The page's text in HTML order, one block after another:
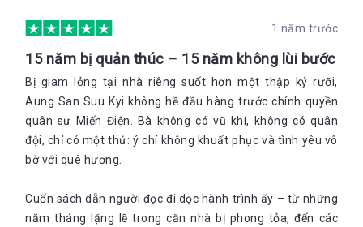
1 năm trước
15 năm bị quản thúc – 15 năm không lùi bước
Bị giam lỏng tại nhà riêng suốt hơn một thập kỷ rưỡi,
Aung San Suu Kyi không hề đầu hàng trước chính quyền
quân sự Miến Điện. Bà không có vũ khí, không có quân
đội, chỉ có một thứ: ý chí không khuất phục và tình yêu vô
bờ với quê hương.
Cuốn sách dẫn người đọc đi dọc hành trình ấy – từ những
năm tháng lặng lẽ trong căn nhà bị phong tỏa, đến các